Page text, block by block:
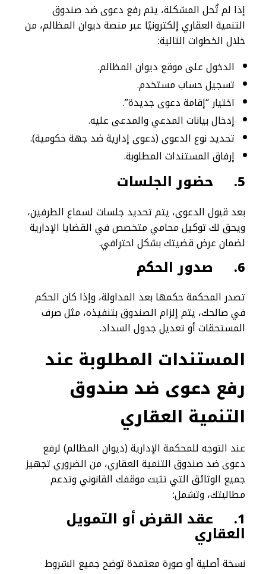
إذا لم تُحل المشكلة، يتم رفع دعوى ضد صندوق
التنمية العقاري إلكترونيًا عبر منصة ديوان المظالم، من
خلال الخطوات التالية:
الدخول على موقع ديوان المظالم.
تسجيل حساب مستخدم.
اختيار “إقامة دعوى جديدة”.
إدخال بيانات المدعي والمدعى عليه.
تحديد نوع الدعوى (دعوى إدارية ضد جهة حكومية).
إرفاق المستندات المطلوبة.
5. حضور الجلسات
بعد قبول الدعوى، يتم تحديد جلسات لسماع الطرفين،
ويحق لك توكيل محامي متخصص في القضايا الإدارية
لضمان عرض قضيتك بشكل احترافي.
6. صدور الحكم
تصدر المحكمة حكمها بعد المداولة، وإذا كان الحكم
في صالحك، يتم إلزام الصندوق بتنفيذه، مثل صرف
المستحقات أو تعديل جدول السداد.
المستندات المطلوبة عند
رفع دعوى ضد صندوق
التنمية العقاري
عند التوجه للمحكمة الإدارية (ديوان المظالم) لرفع
دعوى ضد صندوق التنمية العقاري، من الضروري تجهيز
جميع الوثائق التي تثبت موقفك القانوني وتدعم
مطالبتك، وتشمل:
1. عقد القرض أو التمويل
العقاري
نسخة أصلية أو صورة معتمدة توضح جميع الشروط